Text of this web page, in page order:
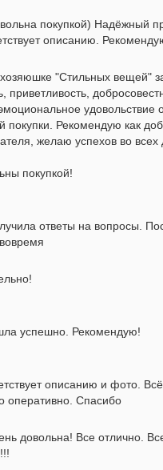
покупкой) Надёжный
описанию.
"Стильных вещей"
приветливость,
удовольствие
покупки. Рекомендую как
желаю успехов во всех
покупкой!
ответы на вопросы.
успешно. Рекомендую!
описанию и фото.
оперативно. Спасибо
довольна! Все отлично.